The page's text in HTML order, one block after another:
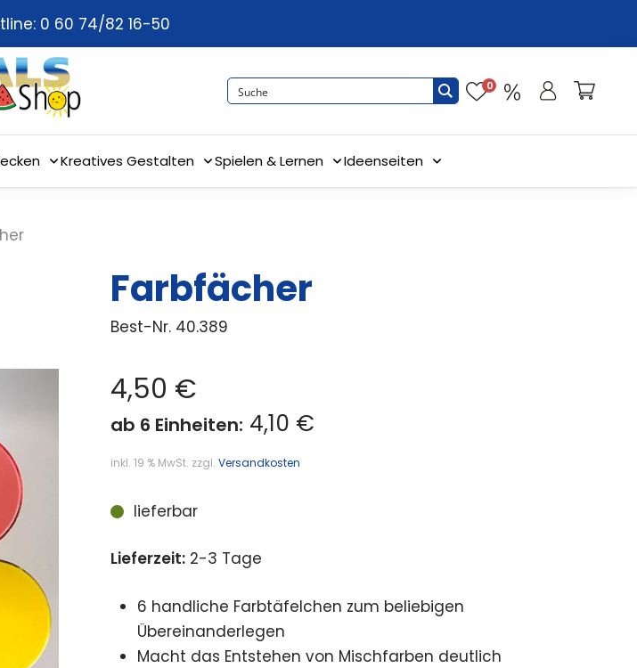
0 60 74/82 16-50
0
Kreatives Gestalten Spielen & Lernen Ideenseiten
Farbfächer
Best-Nr. 40.389
4,50 €
ab 6 Einheiten: 4,10 €
inkl. 19 % MwSt. zzgl.Versandkosten
lieferbar
Lieferzeit: 2-3 Tage
6 handliche Farbtäfelchen zum beliebigen
Übereinanderlegen
Macht das Entstehen von Mischfarben deutlich